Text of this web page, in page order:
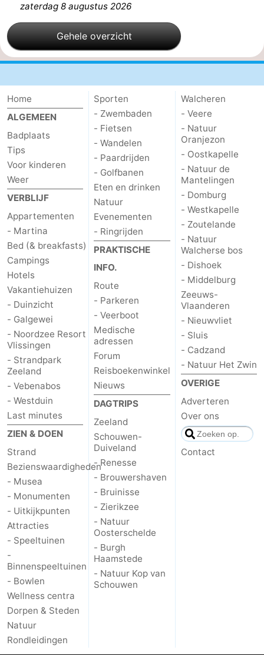
Zierikzee
-
Natuur
Oosterschelde
-
Burgh
Haamstede
-
Natuur
Kop
van
Schouwen
Walcheren
-
Veere
-
Natuur
Oranjezon
-
Oostkapelle
Natuur
de
Mantelingen
Domburg
-
Westkapelle
-
Zoutelande
-
Natuur
Walcherse
bos
-
Dishoek
-
Middelburg
Zeeuws-
Vlaanderen
-
Nieuwvliet
-
Sluis
Cadzand
Natuur
Het
Zwin
Weer
Contact
zaterdag 8 augustus 2026
Gehele overzicht
Home
ALGEMEEN
Badplaats
Tips
Voor kinderen
Weer
VERBLIJF
Appartementen
- Martina
Bed (& breakfasts)
Campings
Hotels
Vakantiehuizen
- Duinzicht
- Galgewei
- Noordzee Resort
Vlissingen
- Strandpark
Zeeland
- Vebenabos
- Westduin
Last minutes
ZIEN & DOEN
Strand
Bezienswaardigheden
- Musea
- Monumenten
- Uitkijkpunten
Attracties
- Speeltuinen
-
Binnenspeeltuinen
- Bowlen
Wellness centra
Dorpen & Steden
Natuur
Rondleidingen
Sporten
- Zwembaden
- Fietsen
- Wandelen
- Paardrijden
- Golfbanen
Eten en drinken
Natuur
Evenementen
- Ringrijden
PRAKTISCHE
INFO.
Route
- Parkeren
- Veerboot
Medische
adressen
Forum
Reisboekenwinkel
Nieuws
DAGTRIPS
Zeeland
Schouwen-
Duiveland
- Renesse
- Brouwershaven
- Bruinisse
- Zierikzee
- Natuur
Oosterschelde
- Burgh
Haamstede
- Natuur Kop van
Schouwen
Walcheren
- Veere
- Natuur
Oranjezon
- Oostkapelle
- Natuur de
Mantelingen
- Domburg
- Westkapelle
- Zoutelande
- Natuur
Walcherse bos
- Dishoek
- Middelburg
Zeeuws-
Vlaanderen
- Nieuwvliet
- Sluis
- Cadzand
- Natuur Het Zwin
OVERIGE
Adverteren
Over ons
Contact